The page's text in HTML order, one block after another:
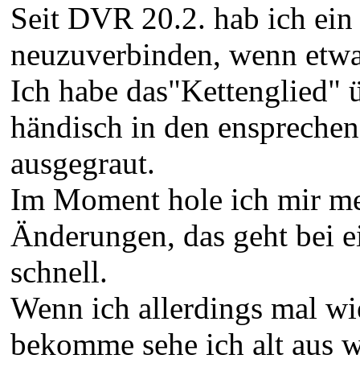
Seit DVR 20.2. hab ich
neuzuverbinden, wenn
Ich habe das"Kettenglied"
händisch in den
ausgegraut.
Im Moment hole ich mir
Änderungen, das geht bei
schnell.
Wenn ich allerdings mal
bekomme sehe ich alt aus